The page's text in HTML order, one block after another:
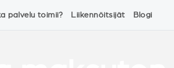
palvelu toimii? Liikennöitsijät Blogi